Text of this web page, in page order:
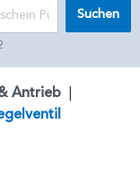
Suchen
Antrieb |